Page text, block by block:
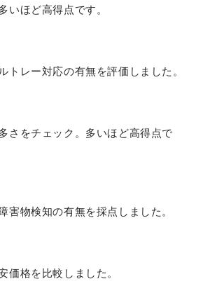
いほど高得点です。
トレー対応の有無を評価しました。
さをチェック。多いほど高得点で
害物検知の有無を採点しました。
価格を比較しました。